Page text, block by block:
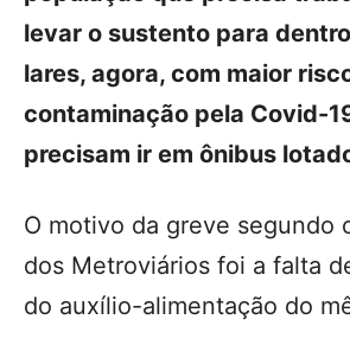
levar o sustento para
lares, agora, com maior
contaminação pela Covid-
precisam ir em ônibus
O motivo da greve segundo
dos Metroviários foi a falta
do auxílio-alimentação do